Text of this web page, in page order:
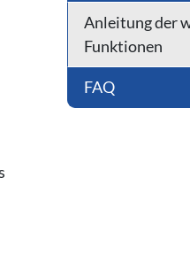
Anleitung der
Funktionen
FAQ